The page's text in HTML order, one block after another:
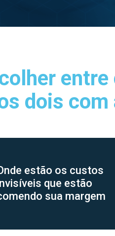
dois
estão os custos
que estão
sua margem